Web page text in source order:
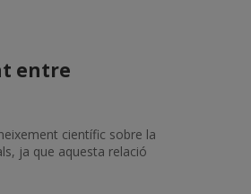
entre
científic sobre la
ja que aquesta relació